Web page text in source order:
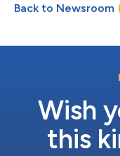
Back to Newsroom
Wish
this